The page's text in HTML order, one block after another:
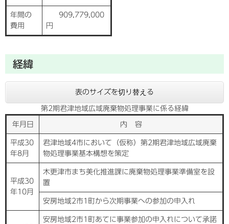
年間の
費用
909,779,000
円
経緯
表のサイズを切り替える
第2期君津地域広域廃棄物処理事業に係る経緯
年月日 内 容
平成30
年8月
君津地域4市において（仮称）第2期君津地域広域廃棄
物処理事業基本構想を策定
平成30
年10月
木更津市まち美化推進課に廃棄物処理事業準備室を設
置
安房地域2市1町から次期事業への参加の申入れ
安房地域2市1町あてに事業参加の申入れについて承諾